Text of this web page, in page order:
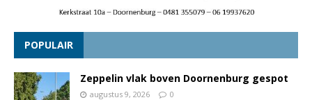
POPULAIR
Zeppelin vlak boven Doornenburg gespot
augustus 9, 2026 0